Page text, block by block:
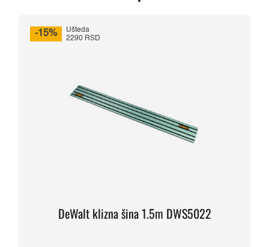
-15%
Ušteda
2290 RSD
DeWalt klizna šina 1.5m DWS5022